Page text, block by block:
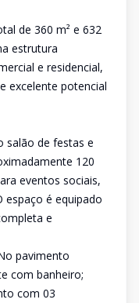
de 360 m² e 632
estrutura
e residencial,
excelente potencial
salão de festas e
120
eventos sociais,
espaço é equipado
e
pavimento
com banheiro;
com 03